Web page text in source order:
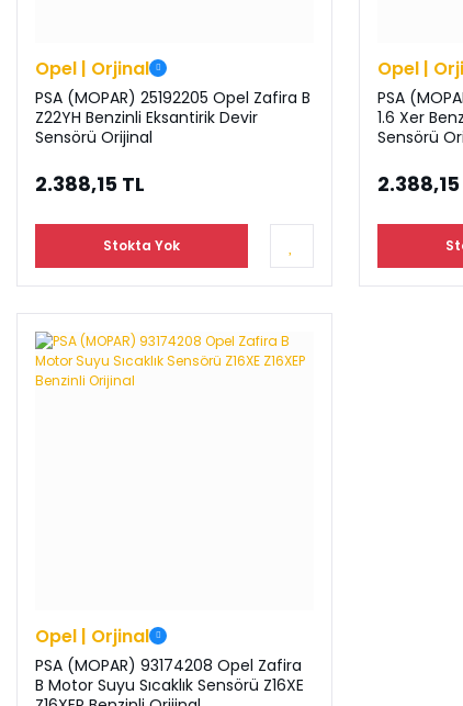
Opel | Orjinal
PSA (MOPAR) 25192205 Opel Zafira B
Z22YH Benzinli Eksantirik Devir
Sensörü Orijinal
2.388,15 TL
Stokta Yok
Opel |
PSA
1.6 Xer
Sensörü
2.388,15
Opel | Orjinal
PSA (MOPAR) 93174208 Opel Zafira
B Motor Suyu Sıcaklık Sensörü Z16XE